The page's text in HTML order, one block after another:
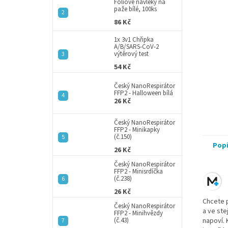
paže bílé, 100ks
86 Kč
1x 3v1 Chřipka
A/B/SARS-CoV-2
výtěrový test
54 Kč
Český NanoRespirátor
FFP2 - Halloween bílá
26 Kč
Český NanoRespirátor
FFP2 - Minikapky
(č.150)
26 Kč
Český NanoRespirátor
FFP2 - Minisrdíčka
(č.238)
26 Kč
Český NanoRespirátor
FFP2 - Minihvězdy
(č.43)
Chcete
a ve
napoví.